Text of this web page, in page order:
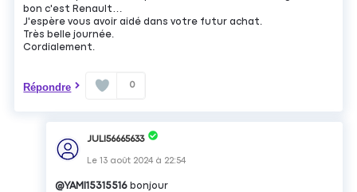
bon c'est Renault…
J'espère vous avoir aidé dans votre futur achat.
Très belle journée.
Cordialement.
Répondre 0
JULI56665633
Le13 août 2024 à 22:54
@YAMI15315516 bonjour